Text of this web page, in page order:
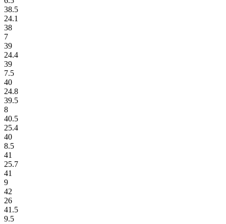
38.5
24.1
38
7
39
24.4
39
7.5
40
24.8
39.5
8
40.5
25.4
40
8.5
41
25.7
41
9
42
26
41.5
9.5